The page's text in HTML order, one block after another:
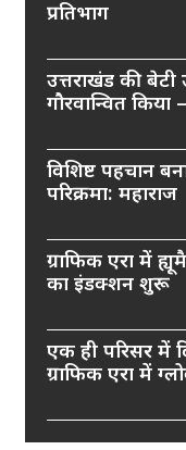
प्रतिभाग
उत्तराखंड की बेटी
गौरवान्वित
विशिष्ट पहचान
परिक्रमा: महाराज
ग्राफिक एरा में
का इंडक्शन शुरू
एक ही परिसर में
ग्राफिक एरा में